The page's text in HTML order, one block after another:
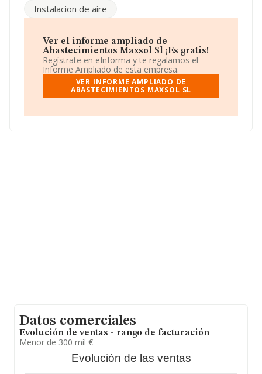
debajo de la media de sector.
La compañíaAbastecimientos Maxsol S.L, NIF
B91186700, tiene domicilio fiscal en Calle Cartografia
Pq. Empresarial Nuevo Torne núm. 35, (41015), en el
municipio de Sevilla, Andalucía.
En relación con el sector y disponiendo de los datos de
facturación alcanza la cifra de 9.687 millones de euros y
Instalacion de aire
Ver el informe ampliado de
Abastecimientos Maxsol Sl ¡Es gratis!
Regístrate en eInforma y te regalamos el
Informe Ampliado de esta empresa.
VER INFORME AMPLIADO DE
ABASTECIMIENTOS MAXSOL SL
Datos comerciales
Evolución de ventas - rango de facturación
Menor de 300 mil €
Evolución de las ventas